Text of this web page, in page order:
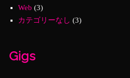
Web (3)
カテゴリーなし (3)
Gigs